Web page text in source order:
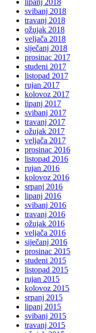
lipanj 2018
svibanj 2018
travanj 2018
ožujak 2018
veljača 2018
siječanj 2018
prosinac 2017
studeni 2017
listopad 2017
rujan 2017
kolovoz 2017
lipanj 2017
svibanj 2017
travanj 2017
ožujak 2017
veljača 2017
prosinac 2016
listopad 2016
rujan 2016
kolovoz 2016
srpanj 2016
lipanj 2016
svibanj 2016
travanj 2016
ožujak 2016
veljača 2016
siječanj 2016
prosinac 2015
studeni 2015
listopad 2015
rujan 2015
kolovoz 2015
srpanj 2015
lipanj 2015
svibanj 2015
travanj 2015